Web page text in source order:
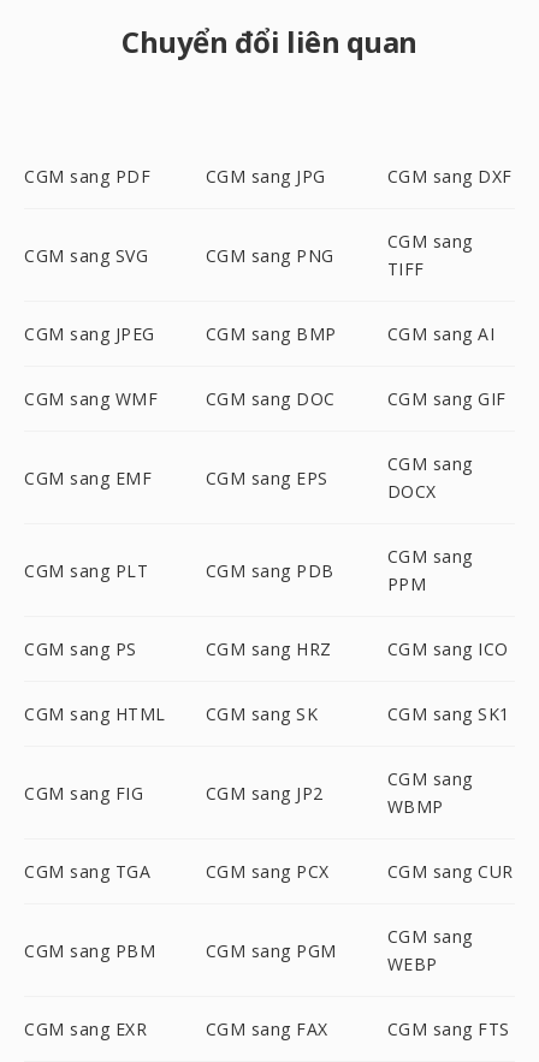
Chuyển đổi liên quan
CGM sang PDF CGM sang JPG CGM sang DXF
CGM sang SVG CGM sang PNG
CGM sang
TIFF
CGM sang JPEG CGM sang BMP CGM sang AI
CGM sang WMF CGM sang DOC CGM sang GIF
CGM sang EMF CGM sang EPS
CGM sang
DOCX
CGM sang PLT CGM sang PDB
CGM sang
PPM
CGM sang PS CGM sang HRZ CGM sang ICO
CGM sang HTML CGM sang SK CGM sang SK1
CGM sang FIG CGM sang JP2
CGM sang
WBMP
CGM sang TGA CGM sang PCX CGM sang CUR
CGM sang PBM CGM sang PGM
CGM sang
WEBP
CGM sang EXR CGM sang FAX CGM sang FTS